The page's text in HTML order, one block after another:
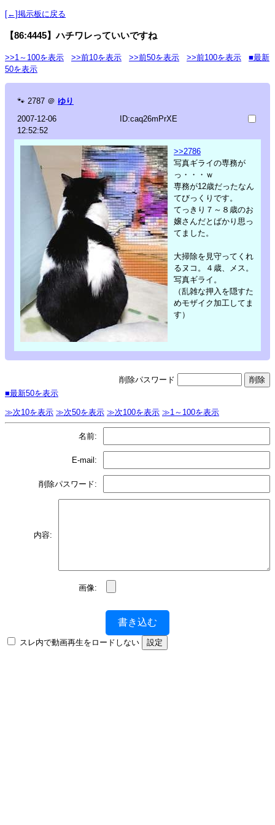
[←]掲示板に戻る
【86:4445】ハチワレっていいですね
>>1～100を表示 >>前10を表示 >>前50を表示 >>前100を表示
■最新
50を表示
🐾 2787 ＠ ゆり
2007-12-06
12:52:52
ID:caq26mPrXE
>>2786
写真ギライの専務が
っ・・・ｗ
専務が12歳だったなん
てびっくりです。
てっきり７～８歳のお
嬢さんだとばかり思っ
てました。
大掃除を見守ってくれ
るヌコ。４歳、メス。
写真ギライ。
（乱雑な押入を隠すた
めモザイク加工してま
す）
削除パスワード
■最新50を表示
≫次10を表示 ≫次50を表示 ≫次100を表示 ≫1～100を表示
名前:
E-mail:
削除パスワード:
内容:
画像:
書き込む
スレ内で動画再生をロードしない